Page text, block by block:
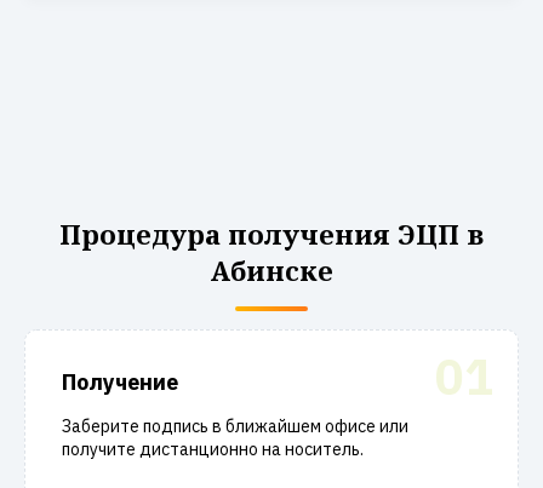
Процедура получения ЭЦП в
Абинске
01
Получение
Заберите подпись в ближайшем офисе или
получите дистанционно на носитель.